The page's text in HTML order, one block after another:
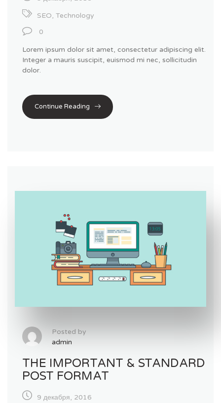
SEO, Technology
0
Lorem ipsum dolor sit amet, consectetur adipiscing elit.
Integer a mauris suscipit, euismod mi nec, sollicitudin
dolor.
Continue Reading
Posted by
admin
THE IMPORTANT & STANDARD
POST FORMAT
9 декабря, 2016